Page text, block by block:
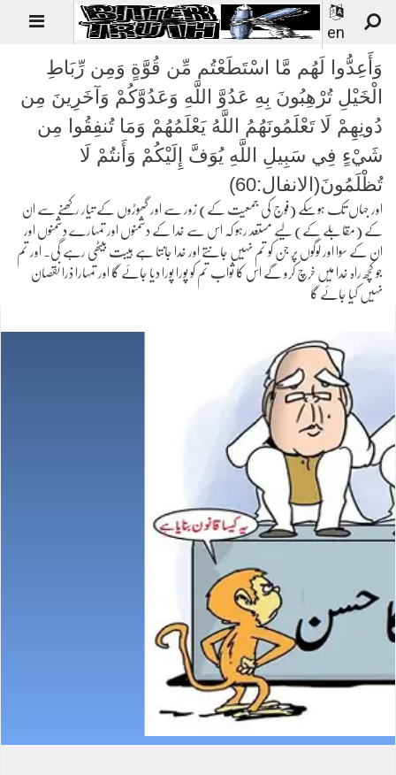
en
وَأَعِدُّوا لَهُم مَّا اسْتَطَعْتُم مِّن قُوَّةٍ وَمِن رِّبَاطِ
الْخَيْلِ تُرْهِبُونَ بِهِ عَدُوَّ اللَّهِ وَعَدُوَّكُمْ وَآخَرِينَ مِن
دُونِهِمْ لَا تَعْلَمُونَهُمُ اللَّهُ يَعْلَمُهُمْ وَمَا تُنفِقُوا مِن
شَيْءٍ فِي سَبِيلِ اللَّهِ يُوَفَّ إِلَيْكُمْ وَأَنتُمْ لَا
تُظْلَمُونَ(الانفال:60)
اور جہاں تک ہوسکے (فوج کی جمعیت کے) زور سے اور گھوڑوں کے تیار رکھنے سے ان
کے (مقابلے کے) لیے مستعد رہو کہ اس سے خدا کے دشمنوں اور تمہارے دشمنوں اور
ان کے سوا اور لوگوں پر جن کو تم نہیں جانتے اور خدا جانتا ہے ہیبت بیٹھی رہے گی۔ اور تم
جو کچھ راہ خدا میں خرچ کرو گے اس کا ثواب تم کو پورا پورا دیا جائے گا اور تمہارا ذرا نقصان
نہیں کیا جائے گا